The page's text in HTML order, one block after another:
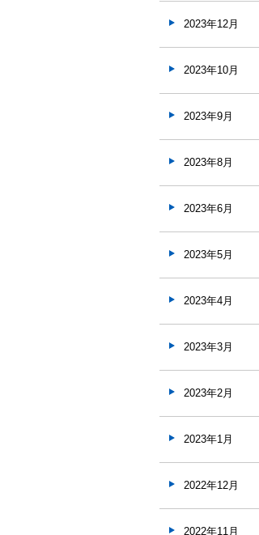
2023年12月
2023年10月
2023年9月
2023年8月
2023年6月
2023年5月
2023年4月
2023年3月
2023年2月
2023年1月
2022年12月
2022年11月